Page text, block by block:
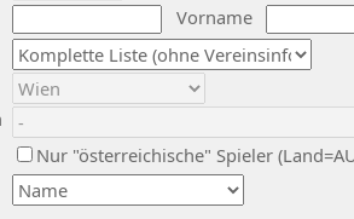
Vorname
Nur "österreichische" Spieler